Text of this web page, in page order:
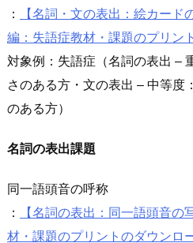
：
【名詞・文の表出：絵カード
編：失語症教材・課題のプリン
対象例：失語症（名詞の表出 –
さのある方・文の表出 – 中等度
のある方）
名詞の表出課題
同一語頭音の呼称
：
【名詞の表出：同一語頭音の
材・課題のプリントのダウンロ